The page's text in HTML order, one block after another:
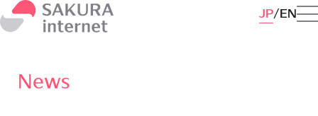
JP EN
News